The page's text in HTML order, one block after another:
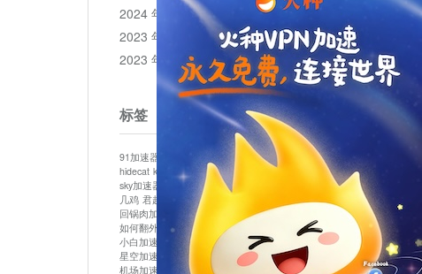
2024 年 1 月
2023 年 12 月
2023 年 11 月
标签
91加速器 bluelayer加速器
clash节点
hidecat kuai500 panda加速器
plex加速器
sky加速器
telegram加速器 中信加速器
云梯加速器
几鸡 君越加速器 哔咔漫画加速器
唐师傅加速器
回锅肉加速器
坚果加速器 壹点加速器
如何翻外墙网站 小哈vp加速器
小火箭加速器
小白加速器
布谷vp加速器 心阶云 快连
星空加速器
最新版clash安卓下载
月光加速器
机场加速器
松果云 极快加速器
梯子加速器